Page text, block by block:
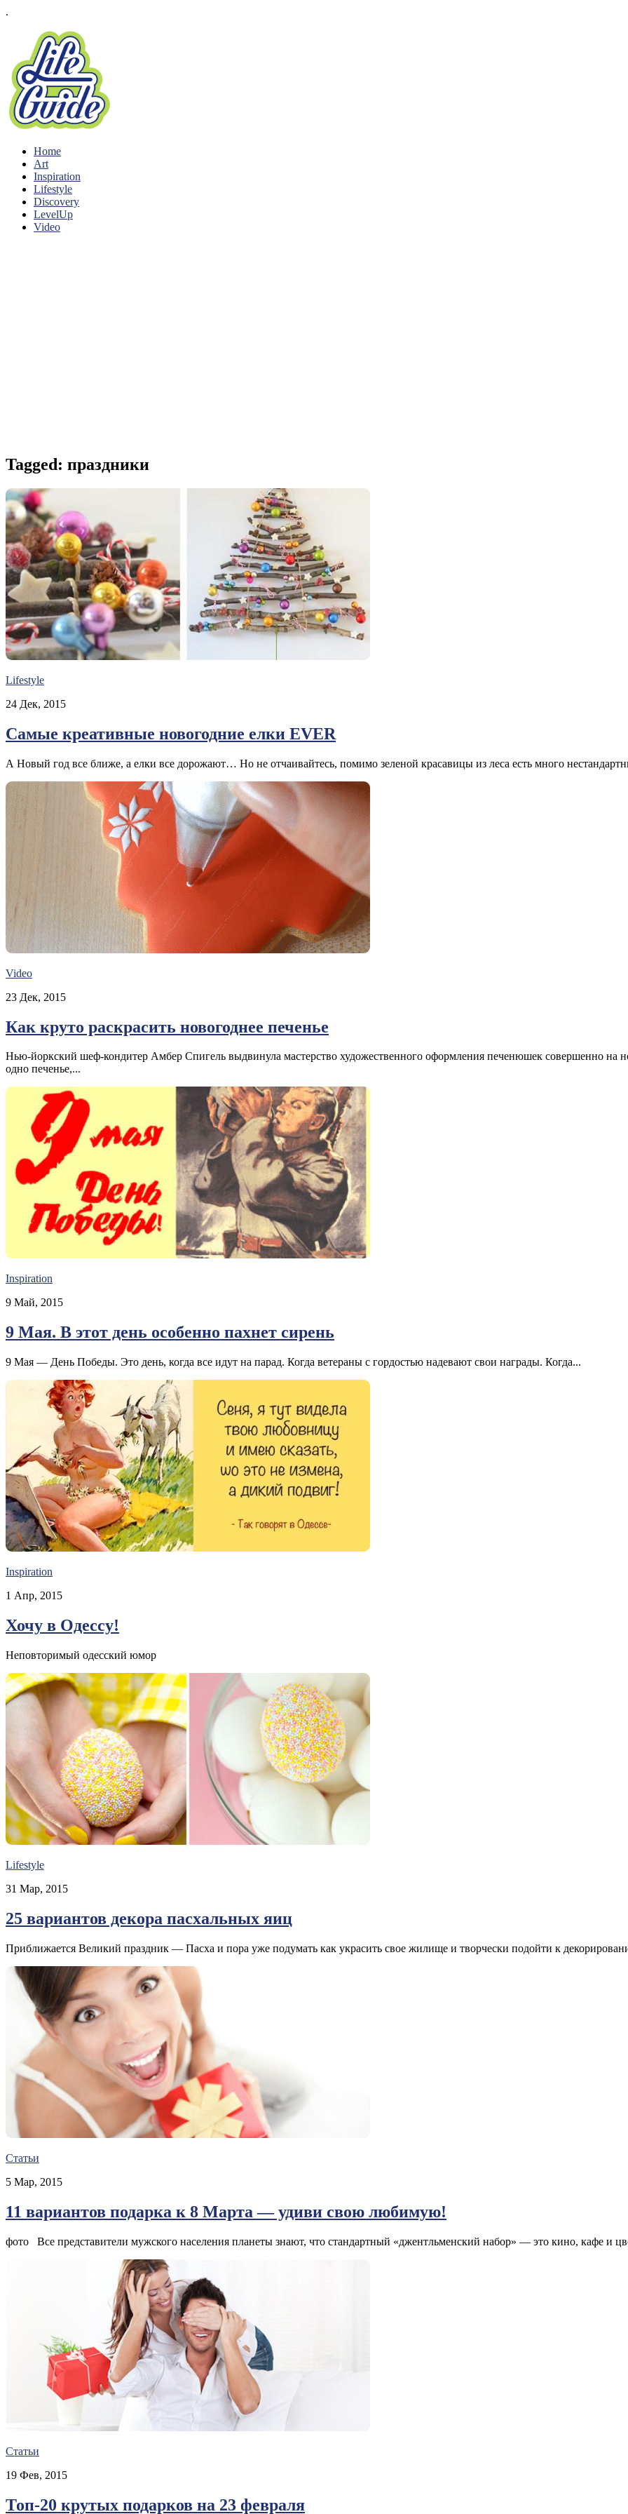
.
Home
Art
Inspiration
Lifestyle
Discovery
LevelUp
Video
Tagged: праздники
Lifestyle
24 Дек, 2015
Самые креативные новогодние елки EVER
А Новый год все ближе, а елки все дорожают… Но не отчаивайтесь, помимо зеленой красавицы из леса есть много
Video
23 Дек, 2015
Как круто раскрасить новогоднее печенье
Нью-йоркский шеф-кондитер Амбер Спигель выдвинула мастерство художественного оформления печенюшек совершенно на
одно печенье,...
Inspiration
9 Май, 2015
9 Мая. В этот день особенно пахнет сирень
9 Мая — День Победы. Это день, когда все идут на парад. Когда ветераны с гордостью надевают свои награды. Когда...
Inspiration
1 Апр, 2015
Хочу в Одессу!
Неповторимый одесский юмор
Lifestyle
31 Мар, 2015
25 вариантов декора пасхальных яиц
Приближается Великий праздник — Пасха и пора уже подумать как украсить свое жилище и творчески подойти к
Статьи
5 Мар, 2015
11 вариантов подарка к 8 Марта — удиви свою любимую!
фото Все представители мужского населения планеты знают, что стандартный «джентльменский набор» — это кино, кафе и
Статьи
19 Фев, 2015
Топ-20 крутых подарков на 23 февраля